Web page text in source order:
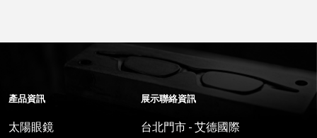
產品資訊
太陽眼鏡
展示聯絡資訊
台北門市 - 艾德國際